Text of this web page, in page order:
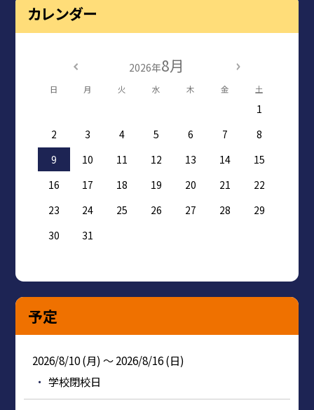
カレンダー
2026年8月
日 月 火 水 木 金 土
1
2
3 4 5 6 7
8
9
10 11 12 13 14
15
16
17 18 19 20 21
22
23
24 25 26 27 28
29
30
31
予定
2026/8/10 (月) ～ 2026/8/16 (日)
学校閉校日